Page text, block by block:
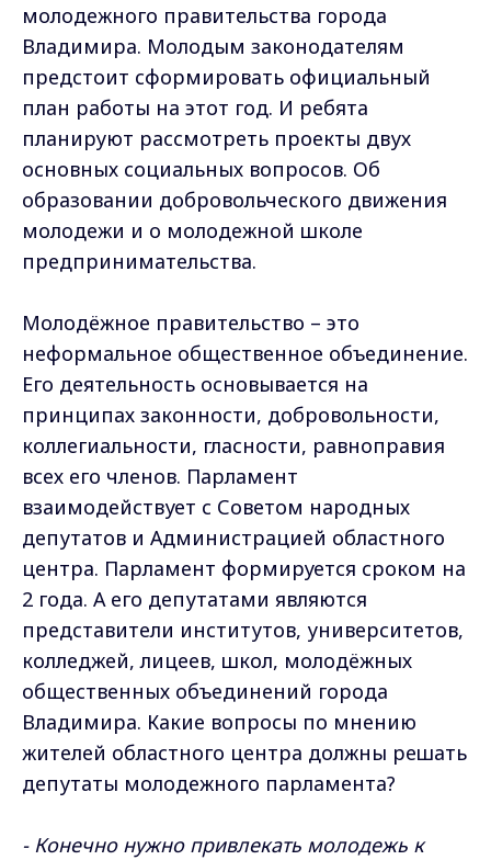
молодежного правительства города
Владимира. Молодым законодателям
предстоит сформировать официальный
план работы на этот год. И ребята
планируют рассмотреть проекты двух
основных социальных вопросов. Об
образовании добровольческого движения
молодежи и о молодежной школе
предпринимательства.
Молодёжное правительство – это
неформальное общественное объединение.
Его деятельность основывается на
принципах законности, добровольности,
коллегиальности, гласности, равноправия
всех его членов. Парламент
взаимодействует с Советом народных
депутатов и Администрацией областного
центра. Парламент формируется сроком на
2 года. А его депутатами являются
представители институтов, университетов,
колледжей, лицеев, школ, молодёжных
общественных объединений города
Владимира. Какие вопросы по мнению
жителей областного центра должны решать
депутаты молодежного парламента?
- Конечно нужно привлекать молодежь к